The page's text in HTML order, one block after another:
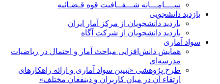
ســــامـــانه شـــفــافیت قوه قـضـائیه
بازدید دانشجویی
بازدید دانشجویان از مرکز آمار ایران
بازدید دانشجویان از شرکت آگاه
سواد آماری
همایش دانش‌افزایی مباحث آمار و احتمال در ریاضیات
مدرسه‌ای
طرح پژوهشی «تبیین سواد آماری و ارائه راهکارهای
ارتقاء آن در میان کاربران و ذینفعان مختلف»